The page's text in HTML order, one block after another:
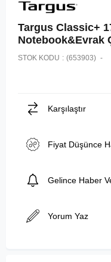
Targus Classic+
Notebook&Evrak
STOK KODU (653903)
Karşılaştır
Fiyat Düşünce
Gelince Haber
Yorum Yaz